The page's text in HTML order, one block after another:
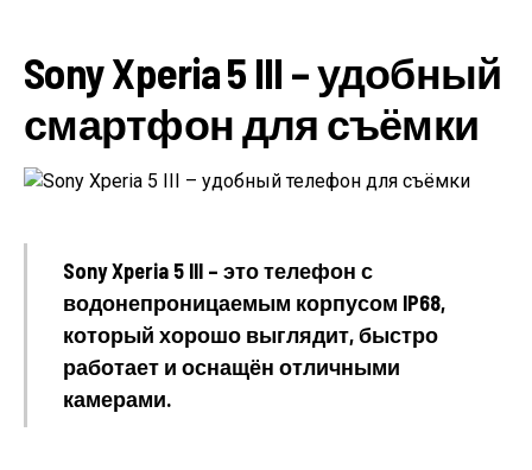
Sony Xperia 5 III – удобный
смартфон для съёмки
Sony Xperia 5 III – это телефон с
водонепроницаемым корпусом IP68,
который хорошо выглядит, быстро
работает и оснащён отличными
камерами.